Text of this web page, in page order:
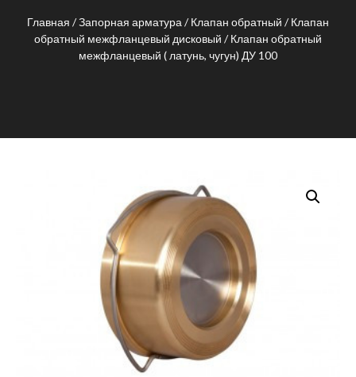
Главная /Запорная арматура /Клапан обратный /Клапан
обратный межфланцевый дисковый / Клапан обратный
межфланцевый ( латунь, чугун) ДУ 100